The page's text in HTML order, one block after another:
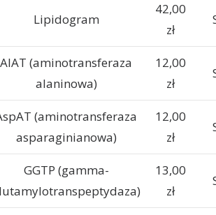
Lipidogram
42,00
zł
AlAT (aminotransferaza
alaninowa)
12,00
zł
(aminotransferaza
asparaginianowa)
12,00
zł
GGTP (gamma-
13,00
zł